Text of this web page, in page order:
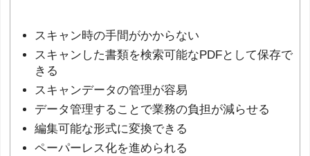
スキャン時の手間がかからない
スキャンした書類を検索可能なPDFとして保存で
きる
スキャンデータの管理が容易
データ管理することで業務の負担が減らせる
編集可能な形式に変換できる
ペーパーレス化を進められる